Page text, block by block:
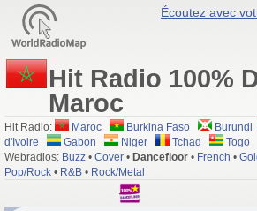
Écoutez avec
Hit Radio 100%
Maroc
Hit Radio: Maroc Burkina Faso Burundi
d'Ivoire
Gabon Niger Tchad
Togo
Webradios: Buzz • Cover • Dancefloor • French •
Pop/Rock • R&B • Rock/Metal